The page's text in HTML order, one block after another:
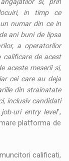
in timp ce
numar din ce in
ani buni de lipsa
a operatorilor
calificare de acest
aceste meserii si,
cei care au deja
din strainatate
inclusiv candidati
uri entry level”,
platforma de
calificati,